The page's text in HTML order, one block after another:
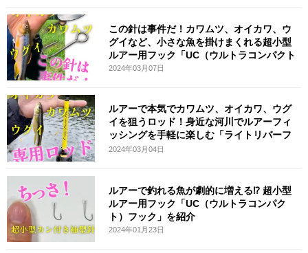
この針は事件だ！カワムツ、オイカワ、ウ
グイなど、小さな魚を掛けまくれる超小型
ルアー用フック「UC（ウルトラコンパクト
2024年03月07日
ルアーで本気でカワムツ、オイカワ、ウグ
イを狙うロッド！身近な河川でルアーフィ
ッシングを手軽に楽しむ「ライトリバーフ
ラ
2024年03月04日
ルアーで釣れる魚が劇的に増える⁉︎ 超小型
ルアー用フック「UC（ウルトラコンパク
ト）フック」を紹介
2024年01月23日